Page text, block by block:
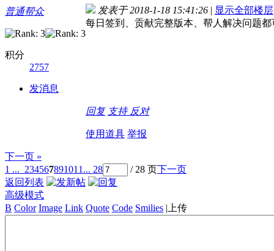
普通帮众
积分
2757
发消息
发表于 2018-1-18 15:41:26 | 显示全部楼层
每日签到、贡献完整版本、帮人解决问题
回复 支持 反对
使用道具 举报
下一页 »
1 ... 234567891011 ... 28 / 28 页下一页
返回列表
高级模式
B Color Image Link Quote Code Smilies | 上传